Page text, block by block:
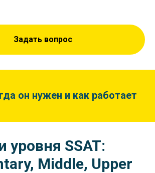
Задать вопрос
он нужен и как работает
уровня SSAT:
Middle, Upper